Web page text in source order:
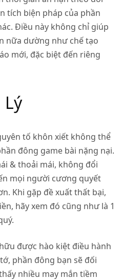
tích biện pháp của phần
Điều này không chỉ giúp
nữa dường như chế tạo
mới, đặc biệt đến riêng
Lý
tố khôn xiết không thể
đông game bài nặng nại.
& thoải mái, không đổi
mọi người cương quyết
Khi gặp đề xuất thất bại,
hãy xem đó cũng như là 1
được hào kiệt điều hành
phần đông bạn sẽ đối
nhiều may mắn tiềm